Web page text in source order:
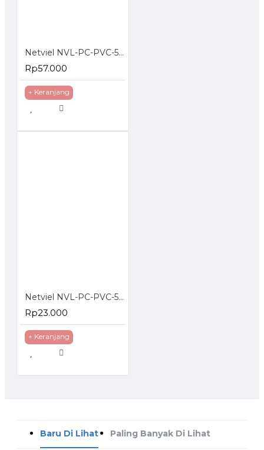
Netviel NVL-PC-PVC-5E-02: NETVIEL Cat5e patch cord PVC 2m RED COLOR
Rp57.000
+ Keranjang
Netviel NVL-PC-PVC-5E-01 Cat5e Patch Cord UTP PVC 1m Red
Rp23.000
+ Keranjang
Baru Di Lihat Paling Banyak Di Lihat